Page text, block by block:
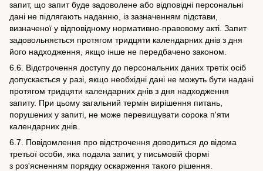
запит, що запит буде задоволене або відповідні персональні
дані не підлягають наданню, із зазначенням підстави,
визначеної у відповідному нормативно-правовому акті. Запит
задовольняється протягом тридцяти календарних днів з дня
його надходження, якщо інше не передбачено законом.
6.6. Відстрочення доступу до персональних даних третіх осіб
допускається у разі, якщо необхідні дані не можуть бути надані
протягом тридцяти календарних днів з дня надходження
запиту. При цьому загальний термін вирішення питань,
порушених у запиті, не може перевищувати сорока п'яти
календарних днів.
6.7. Повідомлення про відстрочення доводиться до відома
третьої особи, яка подала запит, у письмовій формі
з роз'ясненням порядку оскарження такого рішення.